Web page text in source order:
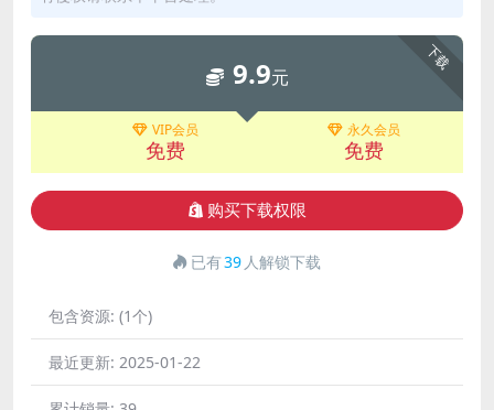
下载
9.9元
VIP会员
免费
永久会员
免费
购买下载权限
已有39 人解锁下载
包含资源: (1个)
最近更新: 2025-01-22